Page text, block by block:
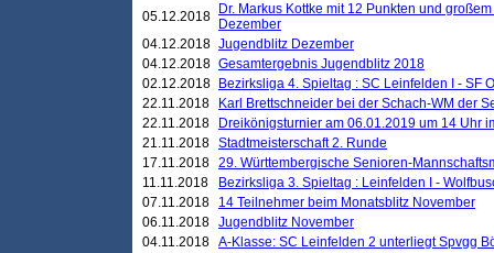
05.12.2018
Dr. Markus Kottke mit 12 Punkten und
Dezember
04.12.2018 Jugendblitz Dezember
04.12.2018 Gesamtergebnis Jugendblitz 2018
02.12.2018
Bezirksliga 4. Spieltag : SC Leinfelden I - SF
22.11.2018
Karl Brettschneider bei der Schach-WM der
22.11.2018
Dreikönigsturnier am 06.01.2019 um 14 Uhr
21.11.2018 Stadtmeisterschaft 2. Runde
17.11.2018 29. Württembergische Senioren-
11.11.2018
Bezirksliga 3. Spieltag : Leinfelden I -
07.11.2018
14 Teilnehmer beim Monatsblitz November
06.11.2018 Jugendblitz November
04.11.2018 A-Klasse: SC Leinfelden 2 unterliegt Spvgg